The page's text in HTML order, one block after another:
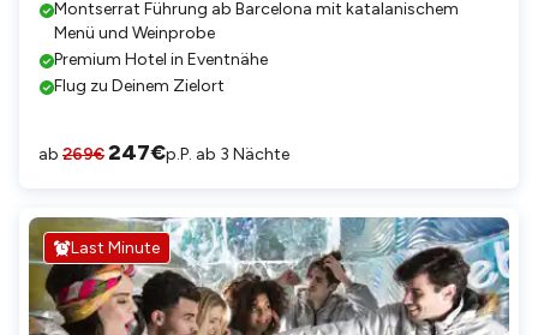
Montserrat Führung ab Barcelona mit katalanischem
Menü und Weinprobe
Premium Hotel in Eventnähe
Flug zu Deinem Zielort
ab 269€247€p.P. ab 3 Nächte
Last Minute